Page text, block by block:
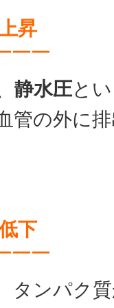
昇
￣￣
静水圧と
管の外に
下
￣￣
タンパク